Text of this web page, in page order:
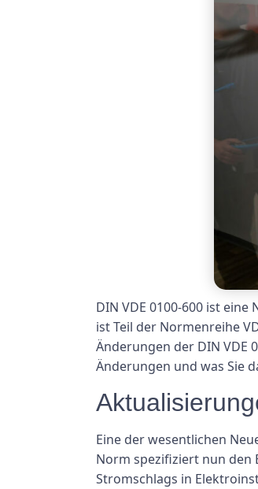
DIN VDE 0100-600 ist
ist Teil der Normenreihe
Änderungen der DIN VDE
Änderungen und was Sie
Eine der wesentlichen
Norm spezifiziert nun den
Stromschlags in